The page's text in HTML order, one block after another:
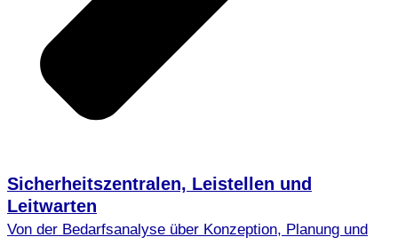
Sicherheitszentralen, Leistellen und
Leitwarten
Von der Bedarfsanalyse über Konzeption, Planung und